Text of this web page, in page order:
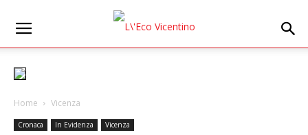
Home Vicenza
Cronaca In Evidenza Vicenza